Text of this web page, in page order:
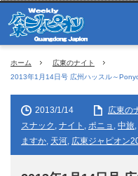
ホーム
広東のナイト
2013年1月14日号 広州ハッスル～
2013/1/14 広東の
スナック , ナイト , ポニョ , 中旅,
ますか, 天河, 広東ジャピオン